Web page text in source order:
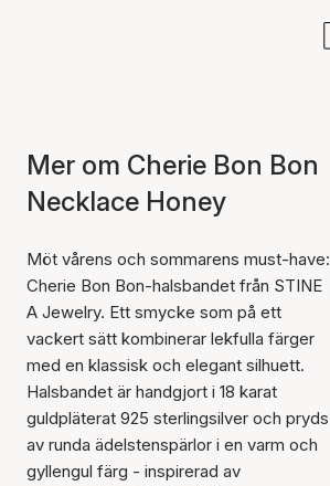
Mer om Cherie Bon Bon
Necklace Honey
Möt vårens och sommarens must-have:
Cherie Bon Bon-halsbandet från STINE
A Jewelry. Ett smycke som på ett
vackert sätt kombinerar lekfulla färger
med en klassisk och elegant silhuett.
Halsbandet är handgjort i 18 karat
guldpläterat 925 sterlingsilver och pryds
av runda ädelstenspärlor i en varm och
gyllengul färg - inspirerad av